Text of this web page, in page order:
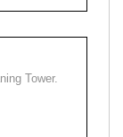
Tower.